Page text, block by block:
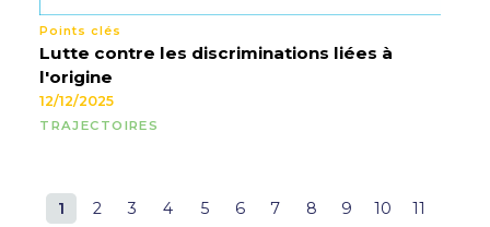
Points clés
Lutte contre les discriminations liées à
l'origine
12/12/2025
TRAJECTOIRES
1 2 3 4 5 6 7 8 9 10
11